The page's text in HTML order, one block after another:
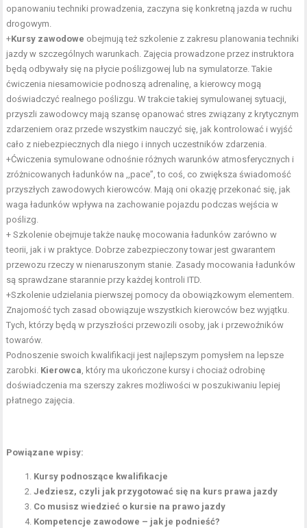
opanowaniu techniki prowadzenia, zaczyna się konkretną jazda w ruchu
drogowym.
+Kursy zawodowe obejmują też szkolenie z zakresu planowania techniki
jazdy w szczególnych warunkach. Zajęcia prowadzone przez instruktora
będą odbywały się na płycie poślizgowej lub na symulatorze. Takie
ćwiczenia niesamowicie podnoszą adrenalinę, a kierowcy mogą
doświadczyć realnego poślizgu. W trakcie takiej symulowanej sytuacji,
przyszli zawodowcy mają szansę opanować stres związany z krytycznym
zdarzeniem oraz przede wszystkim nauczyć się, jak kontrolować i wyjść
cało z niebezpiecznych dla niego i innych uczestników zdarzenia.
+Ćwiczenia symulowane odnośnie różnych warunków atmosferycznych i
zróżnicowanych ładunków na ,,pace”, to coś, co zwiększa świadomość
przyszłych zawodowych kierowców. Mają oni okazję przekonać się, jak
waga ładunków wpływa na zachowanie pojazdu podczas wejścia w
poślizg.
+ Szkolenie obejmuje także naukę mocowania ładunków zarówno w
teorii, jak i w praktyce. Dobrze zabezpieczony towar jest gwarantem
przewozu rzeczy w nienaruszonym stanie. Zasady mocowania ładunków
są sprawdzane starannie przy każdej kontroli ITD.
+Szkolenie udzielania pierwszej pomocy da obowiązkowym elementem.
Znajomość tych zasad obowiązuje wszystkich kierowców bez wyjątku.
Tych, którzy będą w przyszłości przewozili osoby, jak i przewoźników
towarów.
Podnoszenie swoich kwalifikacji jest najlepszym pomysłem na lepsze
zarobki. Kierowca, który ma ukończone kursy i chociaż odrobinę
doświadczenia ma szerszy zakres możliwości w poszukiwaniu lepiej
płatnego zajęcia.
Powiązane wpisy:
Kursy podnoszące kwalifikacje
Jedziesz, czyli jak przygotować się na kurs prawa jazdy
Co musisz wiedzieć o kursie na prawo jazdy
Kompetencje zawodowe – jak je podnieść?